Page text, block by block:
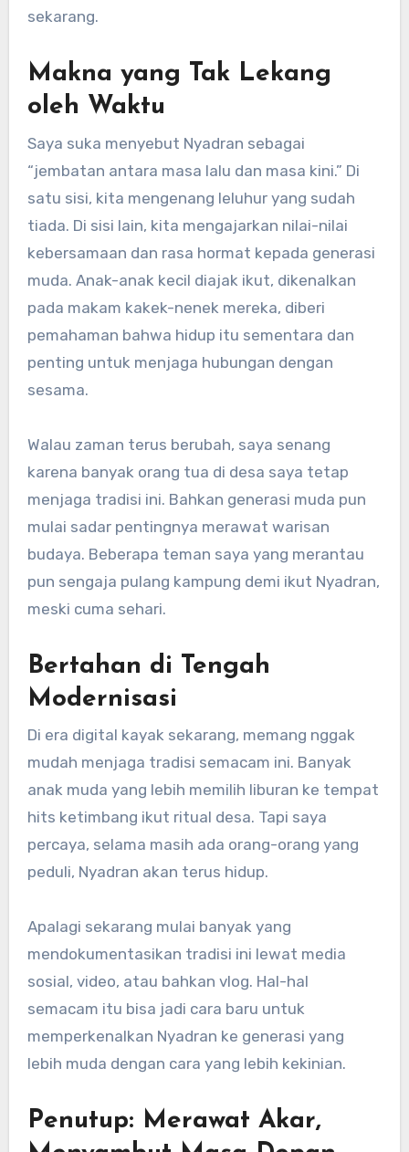
sekarang.
Makna yang Tak Lekang
oleh Waktu
Saya suka menyebut Nyadran sebagai
“jembatan antara masa lalu dan masa kini.” Di
satu sisi, kita mengenang leluhur yang sudah
tiada. Di sisi lain, kita mengajarkan nilai-nilai
kebersamaan dan rasa hormat kepada generasi
muda. Anak-anak kecil diajak ikut, dikenalkan
pada makam kakek-nenek mereka, diberi
pemahaman bahwa hidup itu sementara dan
penting untuk menjaga hubungan dengan
sesama.
Walau zaman terus berubah, saya senang
karena banyak orang tua di desa saya tetap
menjaga tradisi ini. Bahkan generasi muda pun
mulai sadar pentingnya merawat warisan
budaya. Beberapa teman saya yang merantau
pun sengaja pulang kampung demi ikut Nyadran,
meski cuma sehari.
Bertahan di Tengah
Modernisasi
Di era digital kayak sekarang, memang nggak
mudah menjaga tradisi semacam ini. Banyak
anak muda yang lebih memilih liburan ke tempat
hits ketimbang ikut ritual desa. Tapi saya
percaya, selama masih ada orang-orang yang
peduli, Nyadran akan terus hidup.
Apalagi sekarang mulai banyak yang
mendokumentasikan tradisi ini lewat media
sosial, video, atau bahkan vlog. Hal-hal
semacam itu bisa jadi cara baru untuk
memperkenalkan Nyadran ke generasi yang
lebih muda dengan cara yang lebih kekinian.
Penutup: Merawat Akar,